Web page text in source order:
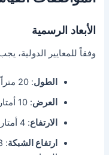
الأبعاد الرسمية
وفقاً للمعايير الدولية،
الطول: 20 متراً
العرض: 10 أمتار
الارتفاع: 4 أمتار للجدران الجانبية
ارتفاع الشبكة